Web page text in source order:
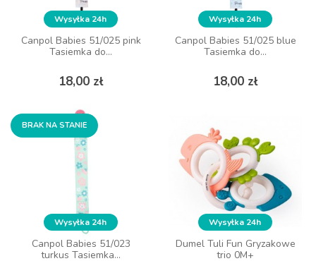
Wysyłka 24h
Canpol Babies 51/025 pink
Tasiemka do...
18,00 zł
Cena
DO KOSZYKA
Wysyłka 24h
Canpol Babies 51/025 pink
Tasiemka do...
18,00 zł
Cena
Wysyłka 24h
Canpol Babies 51/025 blue
Tasiemka do...
18,00 zł
Cena
Wysyłka 24h
Canpol Babies 51/025 blue
Tasiemka do...
18,00 zł
Cena
Wysyłka 24h
Canpol Babies 51/023
turkus Tasiemka...
BRAK NA STANIE
Wysyłka 24h
Canpol Babies 51/023
turkus Tasiemka...
BRAK NA STANIE
Wysyłka 24h
Dumel Tuli Fun Gryzakowe
trio 0M+
Wysyłka 24h
Dumel Tuli Fun Gryzakowe
trio 0M+